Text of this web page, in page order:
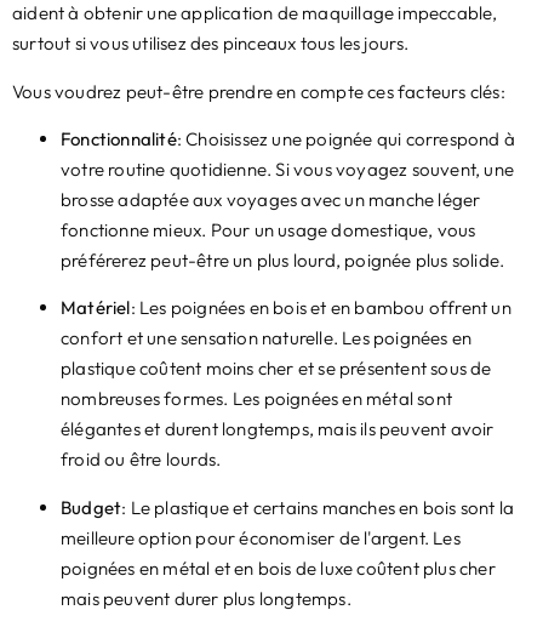
aident à obtenir une application de maquillage impeccable,
surtout si vous utilisez des pinceaux tous les jours.
Vous voudrez peut-être prendre en compte ces facteurs clés:
Fonctionnalité: Choisissez une poignée qui correspond à
votre routine quotidienne. Si vous voyagez souvent, une
brosse adaptée aux voyages avec un manche léger
fonctionne mieux. Pour un usage domestique, vous
préférerez peut-être un plus lourd, poignée plus solide.
Matériel: Les poignées en bois et en bambou offrent un
confort et une sensation naturelle. Les poignées en
plastique coûtent moins cher et se présentent sous de
nombreuses formes. Les poignées en métal sont
élégantes et durent longtemps, mais ils peuvent avoir
froid ou être lourds.
Budget: Le plastique et certains manches en bois sont la
meilleure option pour économiser de l'argent. Les
poignées en métal et en bois de luxe coûtent plus cher
mais peuvent durer plus longtemps.